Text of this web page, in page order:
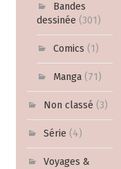
Bandes
dessinée (301)
Comics (1)
Manga (71)
Non classé (3)
Série (4)
Voyages &